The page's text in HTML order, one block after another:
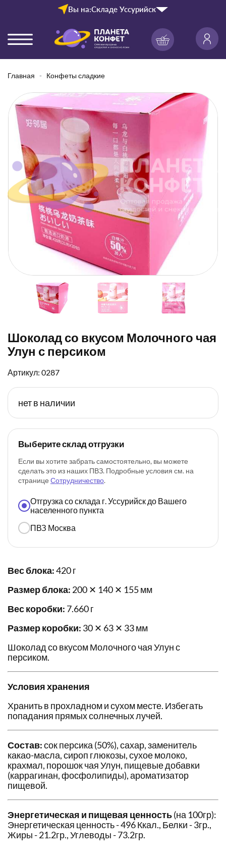
Вы на:Складе Уссурийск
Главная Конфеты сладкие
Шоколад со вкусом Молочного чая
Улун с персиком
Артикул: 0287
нет в наличии
Выберите склад отгрузки
Если вы хотите забрать самостоятельно, вы можете
сделать это из наших ПВЗ. Подробные условия см. на
странице Сотрудничество.
Отгрузка со склада г. Уссурийск до Вашего
населенного пункта
ПВЗ Москва
Вес блока:420 г
Размер блока: 200 ✕ 140 ✕ 155 мм
Вес коробки: 7.660 г
Размер коробки: 30 ✕ 63 ✕ 33 мм
Шоколад со вкусом Молочного чая Улун с
персиком.
Условия хранения
Хранить в прохладном и сухом месте. Избегать
попадания прямых солнечных лучей.
Состав:сок персика (50%), сахар, заменитель
какао-масла, сироп глюкозы, сухое молоко,
крахмал, порошок чая Улун, пищевые добавки
(каррагинан, фосфолипиды), ароматизатор
пищевой.
Энергетическая и пищевая ценность(на 100гр):
Энергетическая ценность - 496 Ккал., Белки - 3гр.,
Жиры - 21.2гр., Углеводы - 73.2гр.